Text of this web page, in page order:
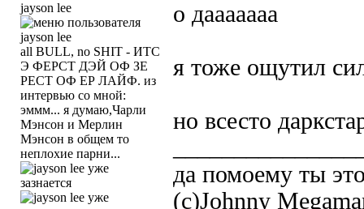
jayson lee
all BULL, no SHIT - ИТС
Э ФЕРСТ ДЭЙ ОФ ЗЕ
РЕСТ ОФ ЕР ЛАЙФ. из
интервью со мной:
эммм... я думаю,Чарли
Мэнсон и Мерлин
Мэнсон в общем то
неплохие парни...
о дааааааа
я тоже ощутил
но всесто
да помоему ты
(c)Johnny